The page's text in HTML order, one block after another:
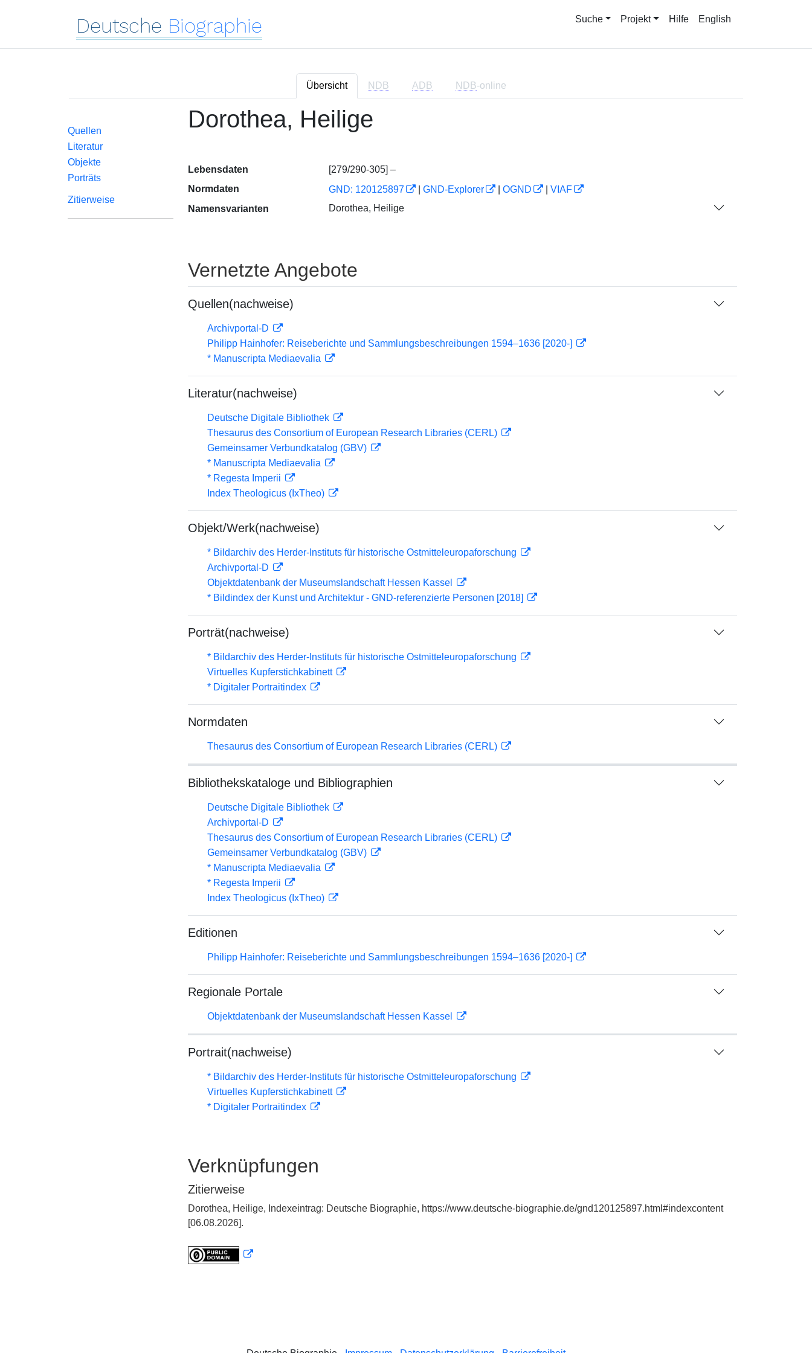
Deutsche Biographie Suche Projekt Hilfe English
Übersicht NDB ADB NDB-online
Quellen
Literatur
Objekte
Porträts
Zitierweise
Dorothea, Heilige
Lebensdaten
[279/290-305] –
Normdaten
GND: 120125897 GND-Explorer OGND
VIAF
Namensvarianten
Dorothea, Heilige
Vernetzte Angebote
Quellen(nachweise)
Archivportal-D
Philipp Hainhofer: Reiseberichte und Sammlungsbeschreibungen 1594–1636 [2020-]
* Manuscripta Mediaevalia
Literatur(nachweise)
Deutsche Digitale Bibliothek
Thesaurus des Consortium of European Research Libraries (CERL)
Gemeinsamer Verbundkatalog (GBV)
* Manuscripta Mediaevalia
* Regesta Imperii
Index Theologicus (IxTheo)
Objekt/Werk(nachweise)
* Bildarchiv des Herder-Instituts für historische Ostmitteleuropaforschung
Archivportal-D
Objektdatenbank der Museumslandschaft Hessen Kassel
* Bildindex der Kunst und Architektur - GND-referenzierte Personen [2018]
Porträt(nachweise)
* Bildarchiv des Herder-Instituts für historische Ostmitteleuropaforschung
Virtuelles Kupferstichkabinett
* Digitaler Portraitindex
Normdaten
Thesaurus des Consortium of European Research Libraries (CERL)
Bibliothekskataloge und Bibliographien
Deutsche Digitale Bibliothek
Archivportal-D
Thesaurus des Consortium of European Research Libraries (CERL)
Gemeinsamer Verbundkatalog (GBV)
* Manuscripta Mediaevalia
* Regesta Imperii
Index Theologicus (IxTheo)
Editionen
Philipp Hainhofer: Reiseberichte und Sammlungsbeschreibungen 1594–1636 [2020-]
Regionale Portale
Objektdatenbank der Museumslandschaft Hessen Kassel
Portrait(nachweise)
* Bildarchiv des Herder-Instituts für historische Ostmitteleuropaforschung
Virtuelles Kupferstichkabinett
* Digitaler Portraitindex
Verknüpfungen
Zitierweise
Dorothea, Heilige, Indexeintrag: Deutsche Biographie, https://www.deutsche-biographie.de/gnd120125897.html#indexcontent
[06.08.2026].